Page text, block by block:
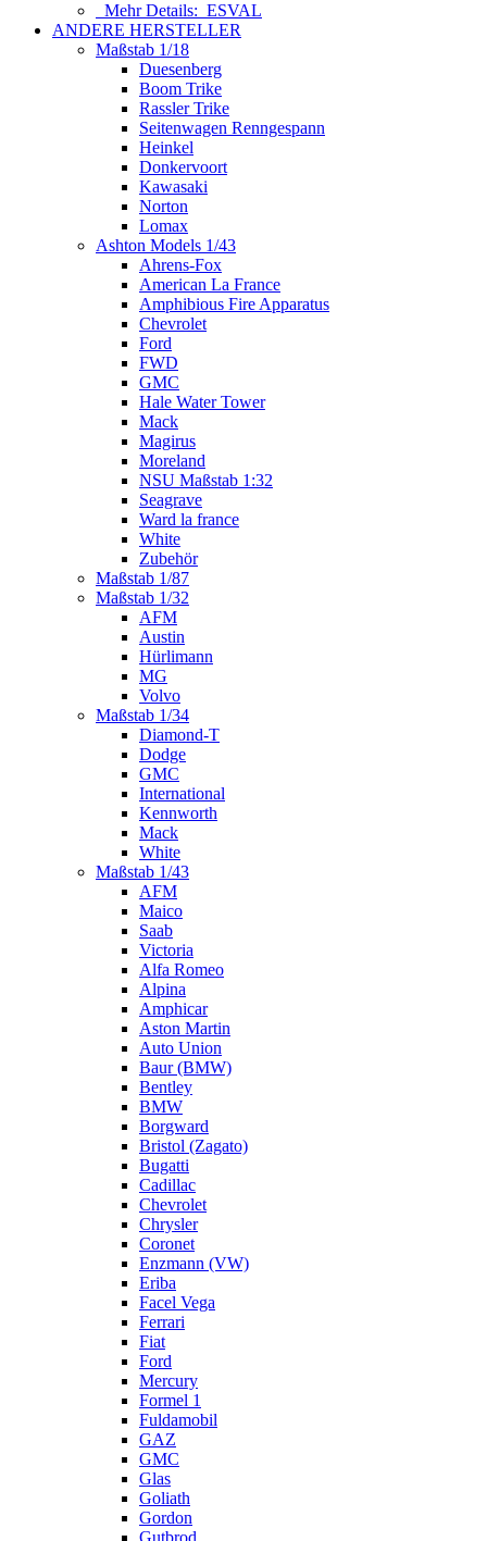
Mehr Details: ESVAL
ANDERE HERSTELLER
Maßstab 1/18
Duesenberg
Boom Trike
Rassler Trike
Seitenwagen Renngespann
Heinkel
Donkervoort
Kawasaki
Norton
Lomax
Ashton Models 1/43
Ahrens-Fox
American La France
Amphibious Fire Apparatus
Chevrolet
Ford
FWD
GMC
Hale Water Tower
Mack
Magirus
Moreland
NSU Maßstab 1:32
Seagrave
Ward la france
White
Zubehör
Maßstab 1/87
Maßstab 1/32
AFM
Austin
Hürlimann
MG
Volvo
Maßstab 1/34
Diamond-T
Dodge
GMC
International
Kennworth
Mack
White
Maßstab 1/43
AFM
Maico
Saab
Victoria
Alfa Romeo
Alpina
Amphicar
Aston Martin
Auto Union
Baur (BMW)
Bentley
BMW
Borgward
Bristol (Zagato)
Bugatti
Cadillac
Chevrolet
Chrysler
Coronet
Enzmann (VW)
Eriba
Facel Vega
Ferrari
Fiat
Ford
Mercury
Formel 1
Fuldamobil
GAZ
GMC
Glas
Goliath
Gordon
Gutbrod